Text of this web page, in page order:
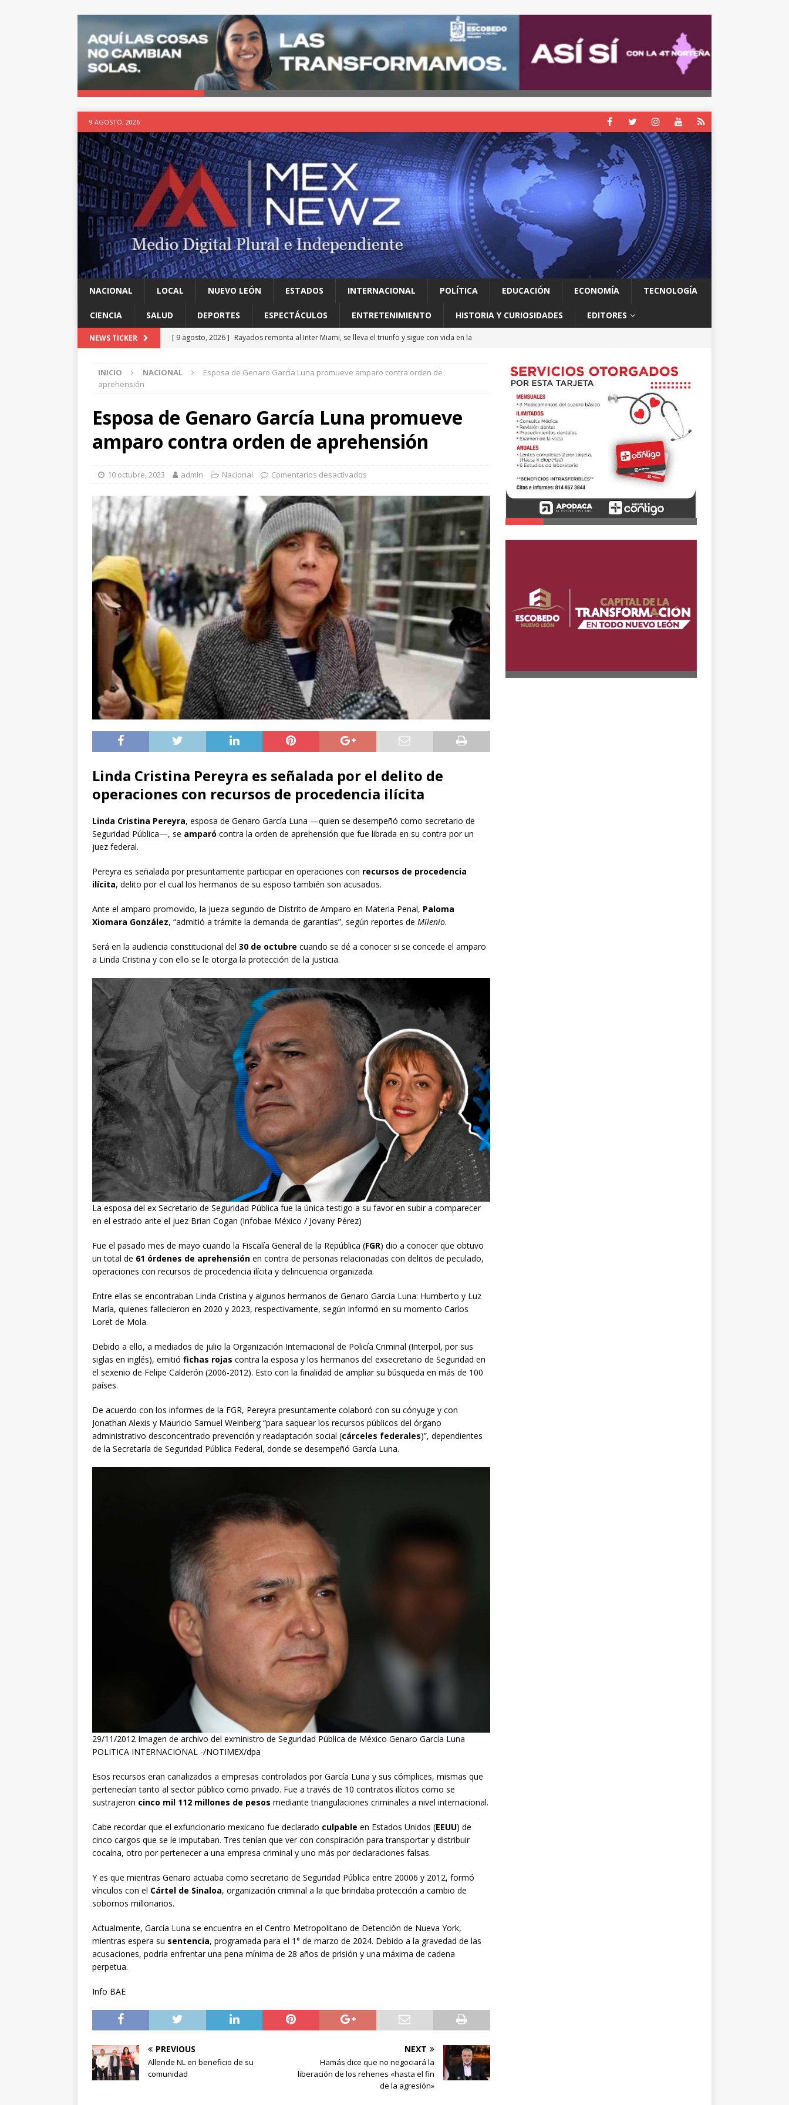
9 AGOSTO, 2026
NACIONAL LOCAL NUEVO LEÓN ESTADOS INTERNACIONAL POLÍTICA EDUCACIÓN ECONOMÍA TECNOLOGÍA
CIENCIA SALUD DEPORTES ESPECTÁCULOS ENTRETENIMIENTO HISTORIA Y CURIOSIDADES EDITORES
NEWS TICKER [ 9 agosto, 2026 ] Rayados remonta al Inter Miami, se lleva el triunfo y sigue con vida en la
[ 9 agosto, 2026 ] Ya cantó el gallo
HISTORIA Y CURIOSIDADES
LOCAL
[ 9 agosto, 2026 ] México cerró como líder del medallero con 407 preseas DEPORTES
INICIO NACIONAL
Esposa de Genaro García Luna promueve amparo contra orden de
aprehensión
Esposa de Genaro García Luna promueve
amparo contra orden de aprehensión
10 octubre, 2023 admin Nacional Comentarios desactivados
Linda Cristina Pereyra es señalada por el delito de
operaciones con recursos de procedencia ilícita
Linda Cristina Pereyra, esposa de Genaro García Luna —quien se desempeñó como secretario de
Seguridad Pública—, se amparó contra la orden de aprehensión que fue librada en su contra por un
juez federal.
Pereyra es señalada por presuntamente participar en operaciones con recursos de procedencia
ilícita, delito por el cual los hermanos de su esposo también son acusados.
Ante el amparo promovido, la jueza segundo de Distrito de Amparo en Materia Penal, Paloma
Xiomara González, “admitió a trámite la demanda de garantías”, según reportes de Milenio.
Será en la audiencia constitucional del 30 de octubre cuando se dé a conocer si se concede el amparo
a Linda Cristina y con ello se le otorga la protección de la justicia.
La esposa del ex Secretario de Seguridad Pública fue la única testigo a su favor en subir a comparecer
en el estrado ante el juez Brian Cogan (Infobae México / Jovany Pérez)
Fue el pasado mes de mayo cuando la Fiscalía General de la República (FGR) dio a conocer que obtuvo
un total de 61 órdenes de aprehensión en contra de personas relacionadas con delitos de peculado,
operaciones con recursos de procedencia ilícita y delincuencia organizada.
Entre ellas se encontraban Linda Cristina y algunos hermanos de Genaro García Luna: Humberto y Luz
María, quienes fallecieron en 2020 y 2023, respectivamente, según informó en su momento Carlos
Loret de Mola.
Debido a ello, a mediados de julio la Organización Internacional de Policía Criminal (Interpol, por sus
siglas en inglés), emitió fichas rojas contra la esposa y los hermanos del exsecretario de Seguridad en
el sexenio de Felipe Calderón (2006-2012). Esto con la finalidad de ampliar su búsqueda en más de 100
países.
De acuerdo con los informes de la FGR, Pereyra presuntamente colaboró con su cónyuge y con
Jonathan Alexis y Mauricio Samuel Weinberg “para saquear los recursos públicos del órgano
administrativo desconcentrado prevención y readaptación social (cárceles federales)”, dependientes
de la Secretaría de Seguridad Pública Federal, donde se desempeñó García Luna.
29/11/2012 Imagen de archivo del exministro de Seguridad Pública de México Genaro García Luna
POLITICA INTERNACIONAL -/NOTIMEX/dpa
Esos recursos eran canalizados a empresas controlados por García Luna y sus cómplices, mismas que
pertenecían tanto al sector público como privado. Fue a través de 10 contratos ilícitos como se
sustrajeron cinco mil 112 millones de pesos mediante triangulaciones criminales a nivel internacional.
Cabe recordar que el exfuncionario mexicano fue declarado culpable en Estados Unidos (EEUU) de
cinco cargos que se le imputaban. Tres tenían que ver con conspiración para transportar y distribuir
cocaína, otro por pertenecer a una empresa criminal y uno más por declaraciones falsas.
Y es que mientras Genaro actuaba como secretario de Seguridad Pública entre 20006 y 2012, formó
vínculos con el Cártel de Sinaloa, organización criminal a la que brindaba protección a cambio de
sobornos millonarios.
Actualmente, García Luna se encuentra en el Centro Metropolitano de Detención de Nueva York,
mientras espera su sentencia, programada para el 1° de marzo de 2024. Debido a la gravedad de las
acusaciones, podría enfrentar una pena mínima de 28 años de prisión y una máxima de cadena
perpetua.
Info BAE
PREVIOUS
Allende NL en beneficio de su
comunidad
NEXT
Hamás dice que no negociará la
liberación de los rehenes «hasta el fin
de la agresión»